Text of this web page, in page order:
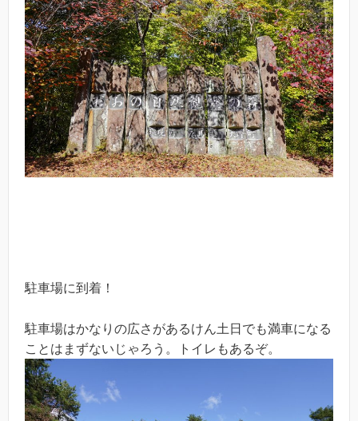
駐車場に到着！
駐車場はかなりの広さがあるけん土日でも満車になる
ことはまずないじゃろう。トイレもあるぞ。